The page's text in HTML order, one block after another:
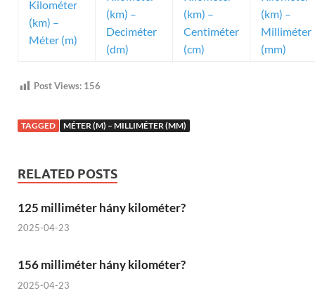
Kilométer
(km) –
Méter (m)
(km) –
Deciméter
(dm)
(km) –
Centiméter
(cm)
(km) –
Milliméter
(mm)
Post Views: 156
TAGGED MÉTER (M) – MILLIMÉTER (MM)
RELATED POSTS
125 milliméter hány kilométer?
2025-04-23
156 milliméter hány kilométer?
2025-04-23